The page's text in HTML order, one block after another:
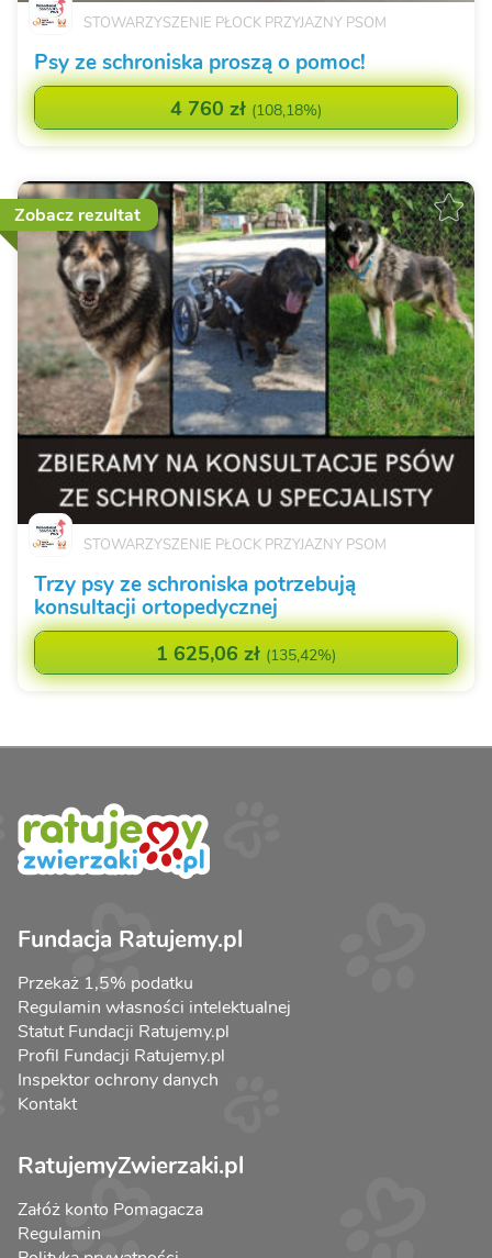
STOWARZYSZENIE PŁOCK PRZYJAZNY PSOM
Psy ze schroniska proszą o pomoc!
4 760 zł (108,18%)
Zobacz rezultat
STOWARZYSZENIE PŁOCK PRZYJAZNY PSOM
Trzy psy ze schroniska potrzebują
konsultacji ortopedycznej
1 625,06 zł (135,42%)
Fundacja Ratujemy.pl
Przekaż 1,5% podatku
Regulamin własności intelektualnej
Statut Fundacji Ratujemy.pl
Profil Fundacji Ratujemy.pl
Inspektor ochrony danych
Kontakt
RatujemyZwierzaki.pl
Załóż konto Pomagacza
Regulamin